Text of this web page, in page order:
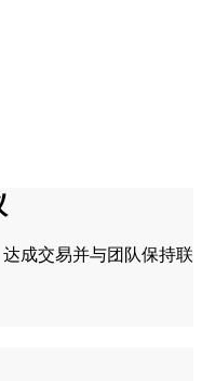
成交易并与团队保持联